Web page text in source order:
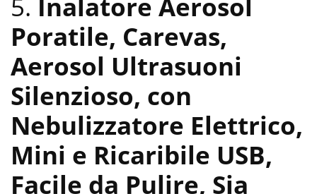
5. Inalatore Aerosol
Poratile, Carevas,
Aerosol Ultrasuoni
Silenzioso, con
Nebulizzatore Elettrico,
Mini e Ricaribile USB,
Facile da Pulire, Sia